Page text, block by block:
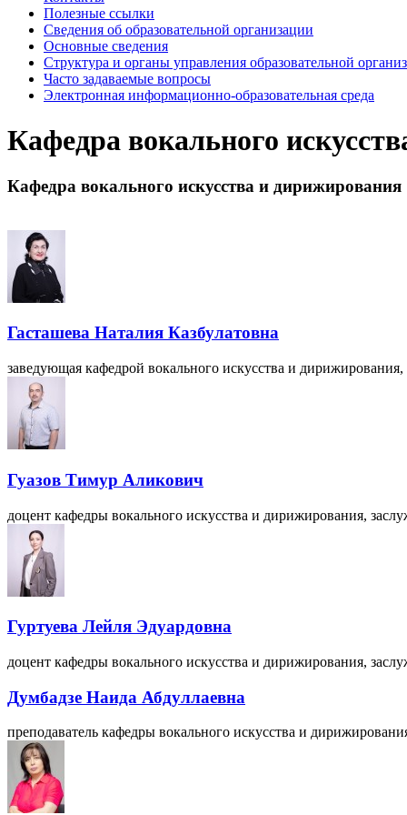
Полезные ссылки
Сведения об образовательной организации
Основные сведения
Структура и органы управления образовательной
Часто задаваемые вопросы
Электронная информационно-образовательная среда
Кафедра вокального
Кафедра вокального искусства и дирижирования
Гасташева Наталия Казбулатовна
заведующая кафедрой вокального искусства и
Гуазов Тимур Аликович
доцент кафедры вокального искусства и дирижирования,
Гуртуева Лейля Эдуардовна
доцент кафедры вокального искусства и дирижирования,
Думбадзе Наида Абдуллаевна
преподаватель кафедры вокального искусства и